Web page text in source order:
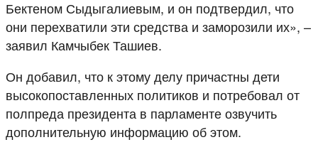
Бектеном Сыдыгалиевым, и он подтвердил, что
они перехватили эти средства и заморозили их», –
заявил Камчыбек Ташиев.
Он добавил, что к этому делу причастны дети
высокопоставленных политиков и потребовал от
полпреда президента в парламенте озвучить
дополнительную информацию об этом.